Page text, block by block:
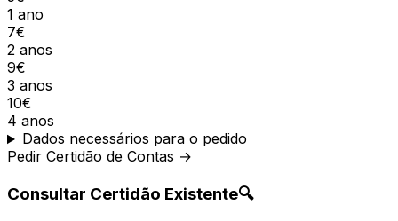
1 ano
7€
2 anos
9€
3 anos
10€
4 anos
Dados necessários para o pedido
Pedir Certidão de Contas →
Consultar Certidão Existente🔍